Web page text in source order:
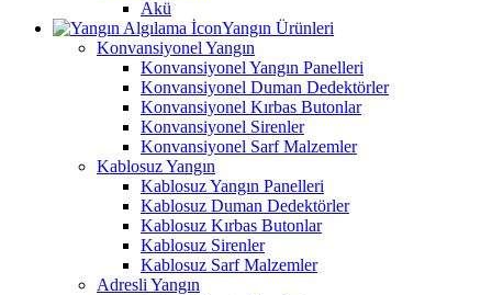
Akü
Yangın Ürünleri
Konvansiyonel Yangın
Konvansiyonel Yangın Panelleri
Konvansiyonel Duman Dedektörler
Konvansiyonel Kırbas Butonlar
Konvansiyonel Sirenler
Konvansiyonel Sarf Malzemler
Kablosuz Yangın
Kablosuz Yangın Panelleri
Kablosuz Duman Dedektörler
Kablosuz Kırbas Butonlar
Kablosuz Sirenler
Kablosuz Sarf Malzemler
Adresli Yangın